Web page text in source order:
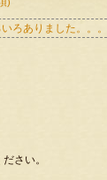
ろありました。。。
さい。